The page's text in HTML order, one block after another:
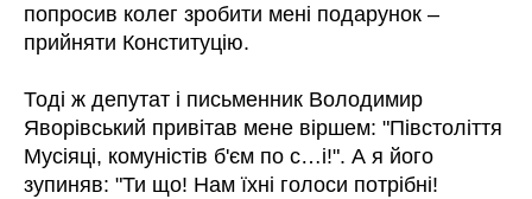
попросив колег зробити мені подарунок –
прийняти Конституцію.
Тоді ж депутат і письменник Володимир
Яворівський привітав мене віршем: "Півстоліття
Мусіяці, комуністів б'єм по с…і!". А я його
зупиняв: "Ти що! Нам їхні голоси потрібні!